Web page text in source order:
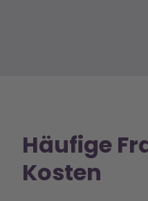
Häufige
Kosten